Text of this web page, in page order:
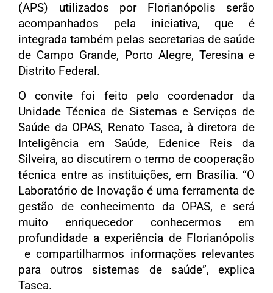
(APS) utilizados por Florianópolis serão
acompanhados pela iniciativa, que é
integrada também pelas secretarias de saúde
de Campo Grande, Porto Alegre, Teresina e
Distrito Federal.
O convite foi feito pelo coordenador da
Unidade Técnica de Sistemas e Serviços de
Saúde da OPAS, Renato Tasca, à diretora de
Inteligência em Saúde, Edenice Reis da
Silveira, ao discutirem o termo de cooperação
técnica entre as instituições, em Brasília. “O
Laboratório de Inovação é uma ferramenta de
gestão de conhecimento da OPAS, e será
muito enriquecedor conhecermos em
profundidade a experiência de Florianópolis
e compartilharmos informações relevantes
para outros sistemas de saúde”, explica
Tasca.